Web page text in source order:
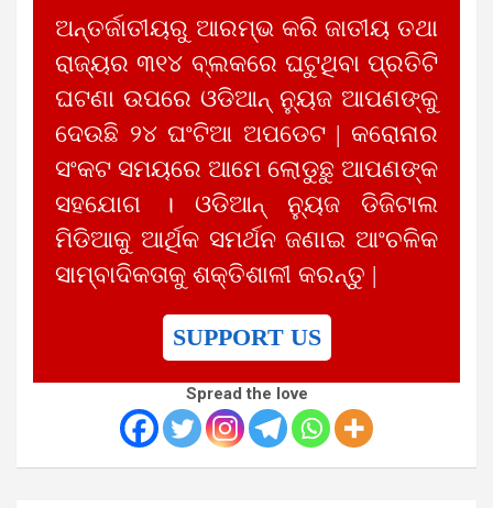
ଅନ୍ତର୍ଜାତୀୟରୁ ଆରମ୍ଭ କରି ଜାତୀୟ ତଥା
ରାଜ୍ୟର ୩୧୪ ବ୍ଲକରେ ଘଟୁଥିବା ପ୍ରତିଟି
ଘଟଣା ଉପରେ ଓଡିଆନ୍ ନ୍ୟୁଜ ଆପଣଙ୍କୁ
ଦେଉଛି ୨୪ ଘଂଟିଆ ଅପଡେଟ | କରୋନାର
ସଂକଟ ସମୟରେ ଆମେ ଲୋଡୁଛୁ ଆପଣଙ୍କ
ସହଯୋଗ । ଓଡିଆନ୍ ନ୍ୟୁଜ ଡିଜିଟାଲ
ମିଡିଆକୁ ଆର୍ଥିକ ସମର୍ଥନ ଜଣାଇ ଆଂଚଳିକ
ସାମ୍ବାଦିକତାକୁ ଶକ୍ତିଶାଳୀ କରନ୍ତୁ |
SUPPORT US
Spread the love